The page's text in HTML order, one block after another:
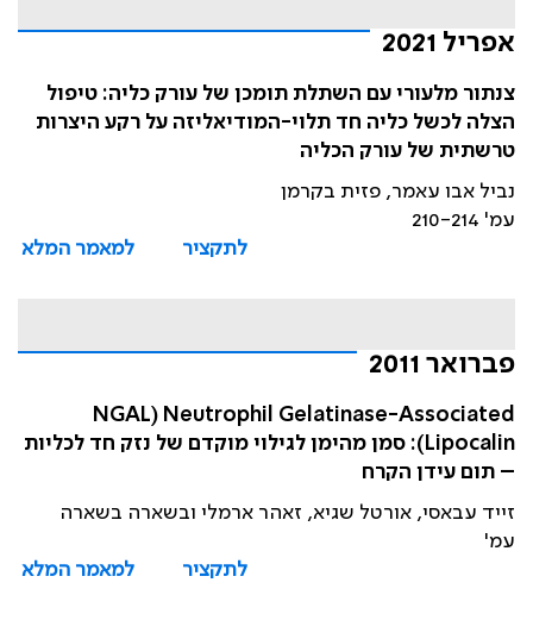
אפריל 2021
צנתור מלעורי עם השתלת תומכן של עורק כליה: טיפול
הצלה לכשל כליה חד תלוי-המודיאליזה על רקע היצרות
טרשתית של עורק הכליה
נביל אבו עאמר, פזית בקרמן
עמ' 210-214
לתקציר
למאמר המלא
פברואר 2011
NGAL) Neutrophil Gelatinase-Associated
Lipocalin): סמן מהימן לגילוי מוקדם של נזק חד לכליות
– תום עידן הקרח
זייד עבאסי, אורטל שגיא, זאהר ארמלי ובשארה בשארה
עמ'
לתקציר
למאמר המלא